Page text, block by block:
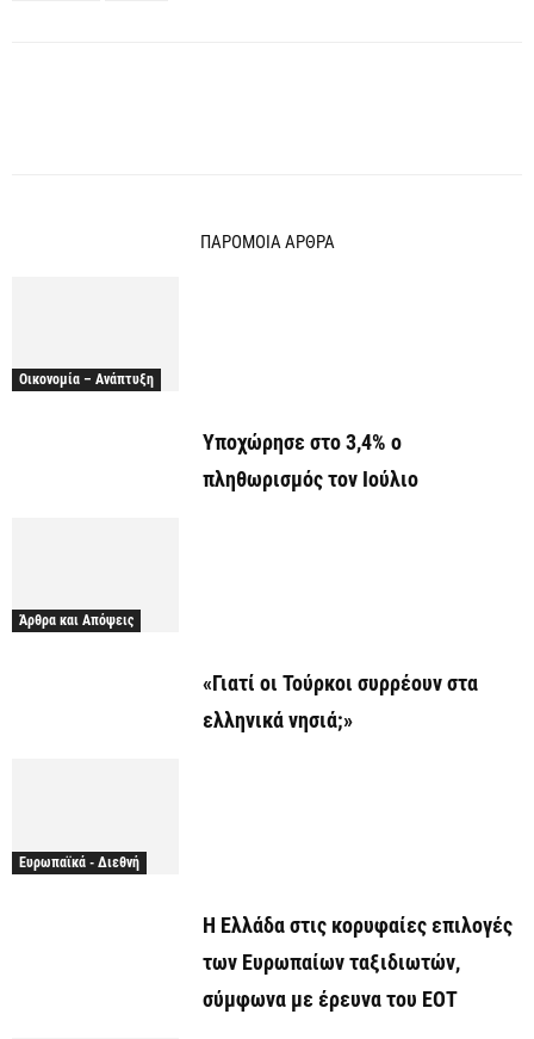
ΠΑΡΟΜΟΙΑ ΑΡΘΡΑ
Οικονομία – Ανάπτυξη
Υποχώρησε στο 3,4% ο
πληθωρισμός τον Ιούλιο
Άρθρα και Απόψεις
«Γιατί οι Τούρκοι συρρέουν στα
ελληνικά νησιά;»
Ευρωπαϊκά - Διεθνή
Η Ελλάδα στις κορυφαίες επιλογές
των Ευρωπαίων ταξιδιωτών,
σύμφωνα με έρευνα του ΕΟΤ